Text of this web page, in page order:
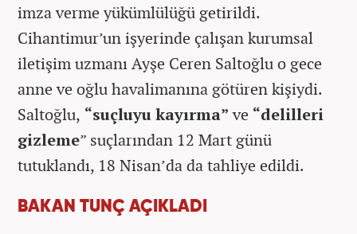
imza verme yükümlülüğü getirildi.
Cihantimur’un işyerinde çalışan kurumsal
iletişim uzmanı Ayşe Ceren Saltoğlu o gece
anne ve oğlu havalimanına götüren kişiydi.
Saltoğlu, “suçluyu kayırma”ve “delilleri
gizleme” suçlarından 12 Mart günü
tutuklandı, 18 Nisan’da da tahliye edildi.
BAKAN TUNÇ AÇIKLADI